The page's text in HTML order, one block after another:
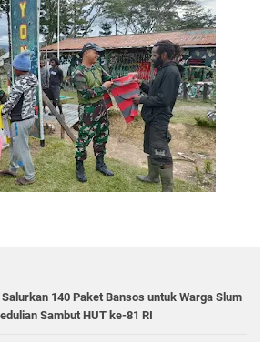
140 Paket Bansos untuk Warga Slum
Sambut HUT ke-81 RI